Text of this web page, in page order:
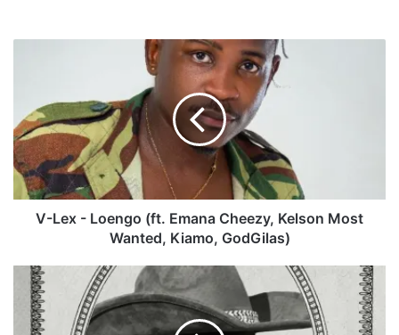
Loengo
(ft.
Emana
Cheezy,
Kelson
Most
Wanted,
V-Lex - Loengo (ft. Emana Cheezy, Kelson Most
Wanted, Kiamo, GodGilas)
Teni
Money